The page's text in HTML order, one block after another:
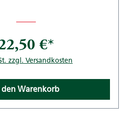
€*
zzgl. Versandkosten
den Warenkorb